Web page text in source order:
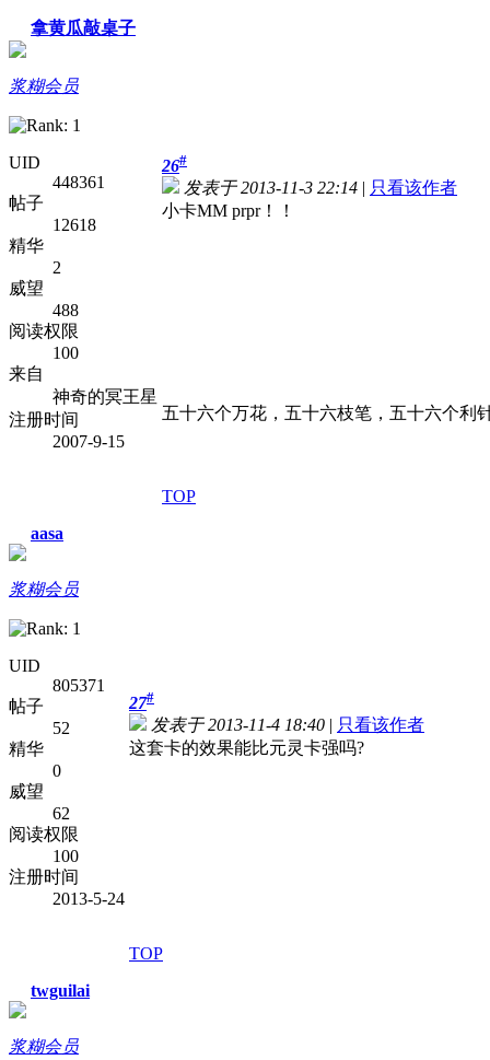
拿黄瓜敲桌子
浆糊会员
UID
448361
帖子
12618
精华
2
威望
488
阅读权限
100
来自
神奇的冥王星
注册时间
2007-9-15
26#
发表于 2013-11-3 22:14 | 只看该作者
小卡MM prpr！！
五十六个万花，五十六枝笔，五十六个利
TOP
aasa
浆糊会员
UID
805371
帖子
52
精华
0
威望
62
阅读权限
100
注册时间
2013-5-24
27#
发表于 2013-11-4 18:40 | 只看该作者
这套卡的效果能比元灵卡强吗?
TOP
twguilai
浆糊会员